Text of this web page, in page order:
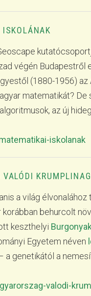
végén Budapestről
(1880-1956) az
matematikát? De
az új
iskolanak
a világ élvonalához
behurcolt
keszthelyi
Egyetem néven
a genetikától a
valodi-